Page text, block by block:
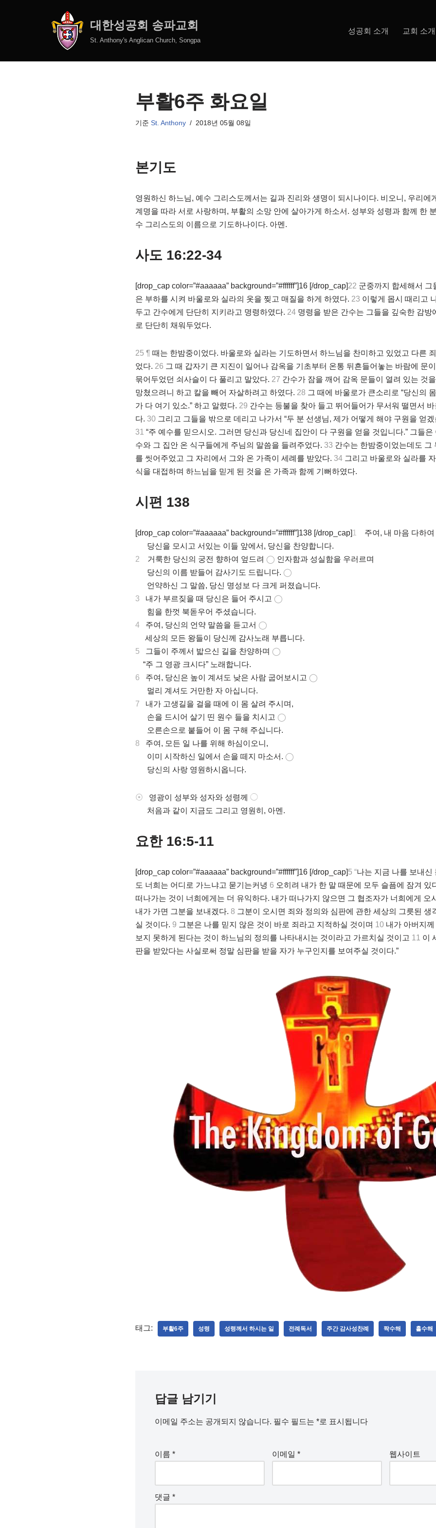
대한성공회 송파교회
St. Anthony's Anglican Church, Songpa
성공회 소개 교회 소개
부활6주 화요일
기준 St. Anthony 2018년 05월 08일
본기도
영원하신 하느님, 예수 그리스도께서는 길과 진리와 생명이 되시나이다. 비오니, 우리에
계명을 따라 서로 사랑하며, 부활의 소망 안에 살아가게 하소서. 성부와 성령과 함께 한
수 그리스도의 이름으로 기도하나이다. 아멘.
사도 16:22-34
[drop_cap color=”#aaaaaa” background=”#ffffff”]16 [/drop_cap]22 군중까지 합세해서 그
은 부하를 시켜 바울로와 실라의 옷을 찢고 매질을 하게 하였다. 23 이렇게 몹시 때리고
두고 간수에게 단단히 지키라고 명령하였다. 24명령을 받은 간수는 그들을 깊숙한 감방
로 단단히 채워두었다.
25 ¶ 때는 한밤중이었다. 바울로와 실라는 기도하면서 하느님을 찬미하고 있었고 다른
었다. 26 그 때 갑자기 큰 지진이 일어나 감옥을 기초부터 온통 뒤흔들어놓는 바람에 문
묶어두었던 쇠사슬이 다 풀리고 말았다. 27 간수가 잠을 깨어 감옥 문들이 열려 있는 것
망쳤으려니 하고 칼을 빼어 자살하려고 하였다. 28 그 때에 바울로가 큰소리로 “당신의
가 다 여기 있소.” 하고 알렸다. 29 간수는 등불을 찾아 들고 뛰어들어가 무서워 떨면서
다. 30그리고 그들을 밖으로 데리고 나가서 “두 분 선생님, 제가 어떻게 해야 구원을 얻겠
31 “주 예수를 믿으시오. 그러면 당신과 당신네 집안이 다 구원을 얻을 것입니다.” 그들은
수와 그 집안 온 식구들에게 주님의 말씀을 들려주었다. 33 간수는 한밤중이었는데도 그
를 씻어주었고 그 자리에서 그와 온 가족이 세례를 받았다. 34그리고 바울로와 실라를
식을 대접하며 하느님을 믿게 된 것을 온 가족과 함께 기뻐하였다.
시편 138
[drop_cap color=”#aaaaaa” background=”#ffffff”]138 [/drop_cap]1 주여, 내 마음 다하
당신을 모시고 서있는 이들 앞에서, 당신을 찬양합니다.
2 거룩한 당신의 궁전 향하여 엎드려 ◯ 인자함과 성실함을 우러르며
당신의 이름 받들어 감사기도 드립니다. ◯
언약하신 그 말씀, 당신 명성보 다 크게 퍼졌습니다.
3 내가 부르짖을 때 당신은 들어 주시고 ◯
힘을 한껏 북돋우어 주셨습니다.
4주여, 당신의 언약 말씀을 듣고서 ◯
세상의 모든 왕들이 당신께 감사노래 부릅니다.
5 그들이 주께서 밟으신 길을 찬양하며 ◯
“주 그 영광 크시다” 노래합니다.
6 주여, 당신은 높이 계셔도 낮은 사람 굽어보시고 ◯
멀리 계셔도 거만한 자 아십니다.
7 내가 고생길을 걸을 때에 이 몸 살려 주시며,
손을 드시어 살기 띤 원수 들을 치시고 ◯
오른손으로 붙들어 이 몸 구해 주십니다.
8 주여, 모든 일 나를 위해 하심이오니,
이미 시작하신 일에서 손을 떼지 마소서. ◯
당신의 사랑 영원하시옵니다.
⦿ 영광이 성부와 성자와 성령께 ◯
처음과 같이 지금도 그리고 영원히, 아멘.
요한 16:5-11
[drop_cap color=”#aaaaaa” background=”#ffffff”]16 [/drop_cap]5 “나는 지금 나를 보내신
도 너희는 어디로 가느냐고 묻기는커녕 6 오히려 내가 한 말 때문에 모두 슬픔에 잠겨 있
떠나가는 것이 너희에게는 더 유익하다. 내가 떠나가지 않으면 그 협조자가 너희에게 오
내가 가면 그분을 보내겠다. 8 그분이 오시면 죄와 정의와 심판에 관한 세상의 그릇된 생
실 것이다. 9 그분은 나를 믿지 않은 것이 바로 죄라고 지적하실 것이며 10내가 아버지께
보지 못하게 된다는 것이 하느님의 정의를 나타내시는 것이라고 가르치실 것이고 11 이
판을 받았다는 사실로써 정말 심판을 받을 자가 누구인지를 보여주실 것이다.”
태그: 부활6주 성령 성령께서 하시는 일 전례독서 주간 감사성찬례 짝수해 홀수해
답글 남기기
이메일 주소는 공개되지 않습니다. 필수 필드는 *로 표시됩니다
이름 * 이메일 * 웹사이트
댓글 *